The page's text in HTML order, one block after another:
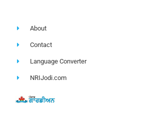
About
Contact
Language Converter
NRIJodi.com